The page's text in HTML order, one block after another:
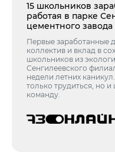
15 школьников
работая в парке
цементного завода
Первые заработанные
коллектив и вклад в
школьников из
Сенгилеевского
недели летних
только трудиться, но и
команду.